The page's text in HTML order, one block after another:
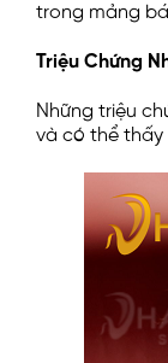
trong mảng
Triệu Chứng
Những triệu
và có thể thấy